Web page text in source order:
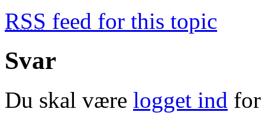
RSS feed for this topic
Svar
Du skal være logget ind for